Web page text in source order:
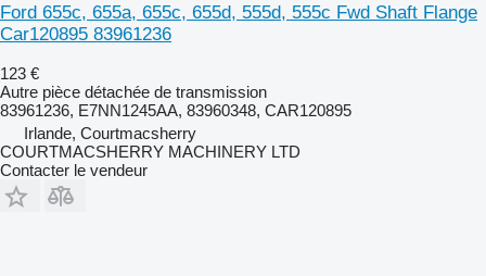
Ford 655c, 655a, 655c, 655d, 555d, 555c Fwd Shaft Flange
Car120895 83961236
123 €
Autre pièce détachée de transmission
83961236, E7NN1245AA, 83960348, CAR120895
Irlande, Courtmacsherry
COURTMACSHERRY MACHINERY LTD
Contacter le vendeur